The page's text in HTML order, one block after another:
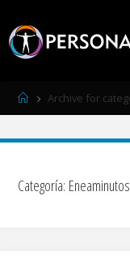
Página
de
Archive for
Categoría: Eneaminutos